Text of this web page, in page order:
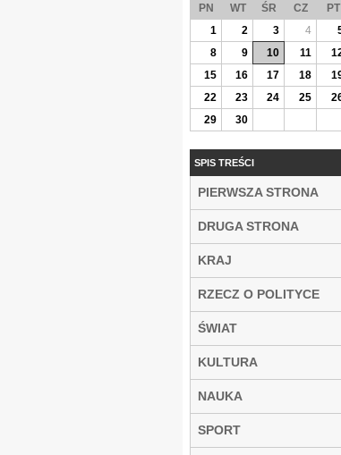
PN WT ŚR CZ PT
1
2 3 4
8
9 10 11
15
16 17 18
22
23 24 25
29
30
SPIS TREŚCI
PIERWSZA STRONA
DRUGA STRONA
KRAJ
RZECZ O POLITYCE
ŚWIAT
KULTURA
NAUKA
SPORT